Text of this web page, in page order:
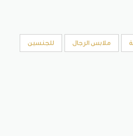
ملابس الرجال للجنسين